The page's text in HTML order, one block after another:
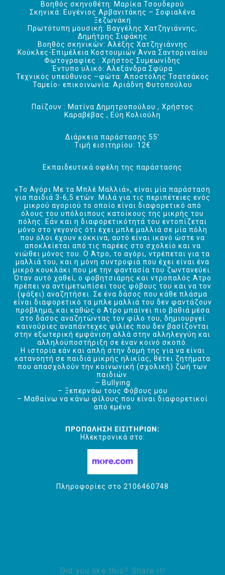
Βοηθός σκηνοθέτη: Μαρίκα Τσουδερού
Σκηνικά: Ευγένιος Αρβανιτάκης – Σοφιαλένα
Ξεζωνάκη
Πρωτότυπη μουσική: Βαγγέλης Χατζηγιάννης,
Δημήτρης Σιφάκης
Βοηθός σκηνικών: Αλέξης Χατζηγιάννης
Κούκλες-Επιμέλεια Κοστουμιών Άννα Σαντοριναίου
Φωτογραφίες : Χρήστος Συμεωνίδης
Έντυπο υλικό: Αλεξάνδρα Σφύρα
Τεχνικός υπεύθυνος –φώτα: Αποστόλης Τσατσάκος
Ταμείο- επικοινωνία: Αριάδνη Φυτοπούλου
Παίζουν : Ματίνα Δημητροπούλου , Χρήστος
Καραβέβας , Εύη Κολιούλη
Διάρκεια παράστασης 55’
Τιμή εισιτηρίου: 12€
Εκπαιδευτικά οφέλη της παράστασης
«Το Αγόρι Με τα Μπλέ Μαλλιά», είναι μία παράσταση
για παιδιά 3-6,5 ετών. Μιλά για τις περιπέτειες ενός
μικρού αγοριού το οποίο είναι διαφορετικό από
όλους του υπόλοιπους κατοίκους της μικρής του
πόλης. Εάν και η διαφορετικότητά του εντοπίζεται
μόνο στο γεγονός ότι έχει μπλε μαλλιά σε μία πόλη
που όλοι έχουν κόκκινα, αυτό είναι ικανό ώστε να
αποκλείεται από τις παρέες στο σχολείο και να
νιώθει μόνος του. Ο Άτρο, το αγόρι, ντρέπεται για τα
μαλλιά του, και η μόνη συντροφιά που έχει είναι ένα
μικρό κουκλάκι που με την φαντασία του ζωντανεύει.
Όταν αυτό χαθεί, ο φοβητσιάρης και ντροπαλός Άτρο
πρέπει να αντιμετωπίσει τους φόβους του και να τον
(ψάξει) αναζητήσει. Σε ένα δάσος που κάθε πλάσμα
είναι διαφορετικό τα μπλε μαλλιά του δεν φαντάζουν
πρόβλημα, και καθώς ο Άτρο μπαίνει πιο βαθιά μέσα
στο δάσος αναζητώντας τον φίλο του, δημιουργεί
καινούριες αναπάντεχες φιλίες που δεν βασίζονται
στην εξωτερική εμφάνιση αλλά στην αλληλεγγύη και
αλληλοϋποστήριξη σε έναν κοινό σκοπό.
Η ιστορία εάν και απλή στην δομή της για να είναι
κατανοητή σε παιδιά μικρής ηλικίας, θέτει ζητήματα
που απασχολούν την κοινωνική (σχολική) ζωή των
παιδιών.
– Bullying
– Ξεπερνάω τους Φόβους μου
– Μαθαίνω να κάνω φίλους που είναι διαφορετικοί
από εμένα
ΠΡΟΠΩΛΗΣΗ ΕΙΣΙΤΗΡΙΩΝ:
Ηλεκτρονικά στο:
Πληροφορίες στο 2106460748
Did you like this? Share it!